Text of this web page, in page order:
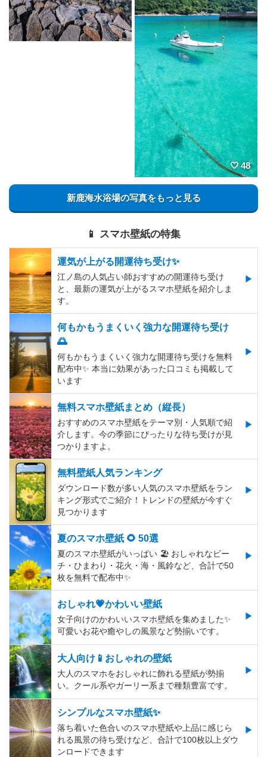
48
新鹿海水浴場の写真をもっと見る
📱 スマホ壁紙の特集
運気が上がる開運待ち受け✨
江ノ島の人気占い師おすすめの開運待ち受け
と、最新の運気が上がるスマホ壁紙を紹介しま
す。
何もかもうまくいく強力な開運待ち受け
🌅
何もかもうまくいく強力な開運待ち受けを無料
配布中✨️ 本当に効果があった口コミも掲載して
います
無料スマホ壁紙まとめ（縦長）
おすすめのスマホ壁紙をテーマ別・人気順で紹
介します。今の季節にぴったりな待ち受けが見
つかりますよ。
無料壁紙人気ランキング
ダウンロード数が多い人気のスマホ壁紙をラン
キング形式でご紹介！トレンドの壁紙が今すぐ
見つかります
夏のスマホ壁紙 🌻 50選
夏のスマホ壁紙がいっぱい 🏖 おしゃれなビー
チ・ひまわり・花火・海・風鈴など、合計で50
枚を無料で配布中✨
おしゃれ💗かわいい壁紙
女子向けのかわいいスマホ壁紙を集めました✨
可愛いお花や癒やしの風景など勢揃いです。
大人向け📱おしゃれの壁紙
大人のスマホをおしゃれに飾れる壁紙が勢揃
い。クール系やガーリー系まで種類豊富です。
シンプルなスマホ壁紙✨
落ち着いた色合いのスマホ壁紙や上品に感じら
れる風景の待ち受けなど、合計で100枚以上ダウ
ンロードできます